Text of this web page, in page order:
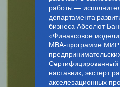
работы —
департамента
бизнеса Абсолют
«Финансовое
MBA-программе
Сертифицированный
наставник, эксперт
акселерационных